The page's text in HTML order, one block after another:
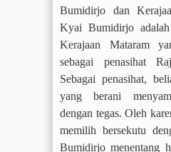
Bumidirjo dan
Kyai Bumidirjo
Kerajaan Mataram
sebagai penasihat
Sebagai penasihat,
yang berani
dengan tegas. Oleh
memilih bersekutu
Bumidirjo menentang